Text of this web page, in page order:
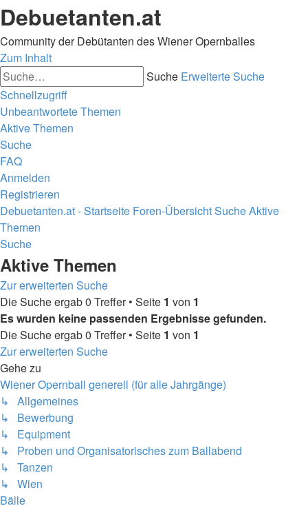
Debuetanten.at
Community der Debütanten des Wiener Opernballes
Zum Inhalt
Suche Erweiterte Suche
Schnellzugriff
Unbeantwortete Themen
Aktive Themen
Suche
FAQ
Anmelden
Registrieren
Debuetanten.at - Startseite Foren-ÜbersichtSucheAktive
Themen
Suche
Aktive Themen
Zur erweiterten Suche
Die Suche ergab 0 Treffer • Seite 1 von 1
Es wurden keine passenden Ergebnisse gefunden.
Die Suche ergab 0 Treffer • Seite 1 von 1
Zur erweiterten Suche
Gehe zu
Wiener Opernball generell (für alle Jahrgänge)
↳ Allgemeines
↳ Bewerbung
↳ Equipment
↳ Proben und Organisatorisches zum Ballabend
↳ Tanzen
↳ Wien
Bälle